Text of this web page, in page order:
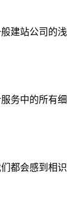
建站公司的
务中的所有
都会感到相